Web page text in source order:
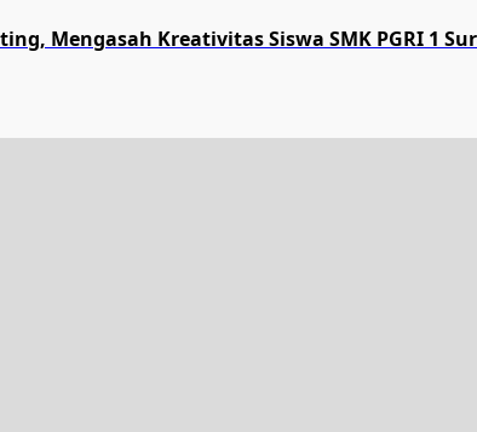
Mengasah Kreativitas Siswa SMK PGRI 1